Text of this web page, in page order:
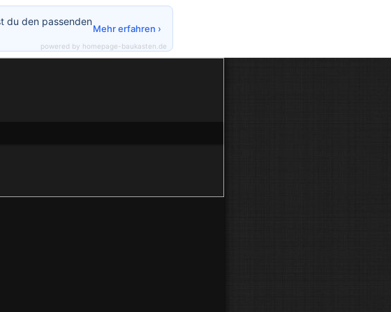
du den passenden
Mehr erfahren ›
powered by homepage-baukasten.de